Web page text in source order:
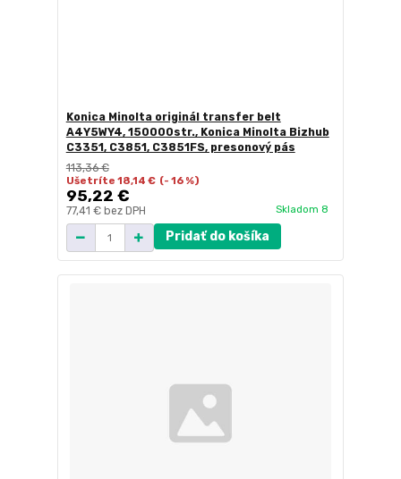
Konica Minolta originál transfer belt
A4Y5WY4, 150000str., Konica Minolta Bizhub
C3351, C3851, C3851FS, presonový pás
113,36 €
Ušetríte 18,14 € (- 16 %)
95,22 €
77,41 € bez DPH Skladom 8
Pridať do košíka